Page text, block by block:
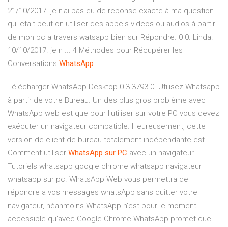
21/10/2017. je n'ai pas eu de reponse exacte à ma question
qui etait peut on utiliser des appels videos ou audios à partir
de mon pc a travers watsapp bien sur Répondre. 0 0. Linda.
10/10/2017. je n ... 4 Méthodes pour Récupérer les
Conversations WhatsApp ...
Télécharger WhatsApp Desktop 0.3.3793.0. Utilisez Whatsapp
à partir de votre Bureau. Un des plus gros problème avec
WhatsApp web est que pour l'utiliser sur votre PC vous devez
exécuter un navigateur compatible. Heureusement, cette
version de client de bureau totalement indépendante est...
Comment utiliser WhatsApp sur PC avec un navigateur
Tutoriels whatsapp google chrome whatsapp navigateur
whatsapp sur pc. WhatsApp Web vous permettra de
répondre a vos messages whatsApp sans quitter votre
navigateur, néanmoins WhatsApp n'est pour le moment
accessible qu'avec Google Chrome.WhatsApp promet que